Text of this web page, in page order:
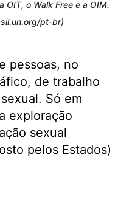
OIT, o Walk Free e a OIM.
pt-br)
pessoas, no
de trabalho
Só em
exploração
sexual
pelos Estados)